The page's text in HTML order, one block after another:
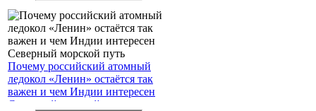
Почему российский атомный
ледокол «Ленин» остаётся так
важен и чем Индии интересен
Северный морской путь